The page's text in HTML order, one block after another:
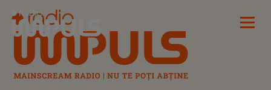
Radio Impuls